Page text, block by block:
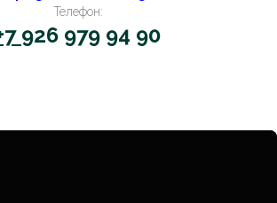
Телефон:
926 979 94 90